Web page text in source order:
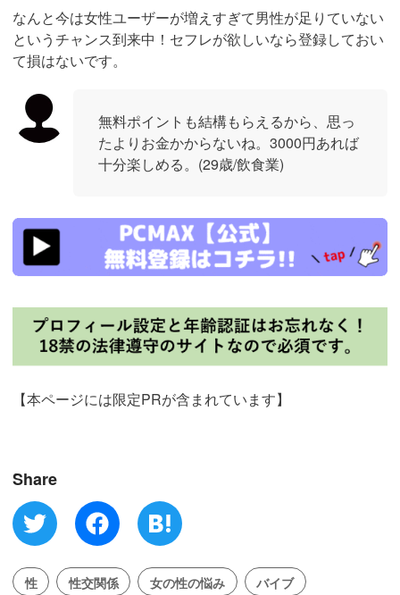
なんと今は女性ユーザーが増えすぎて男性が足りていない
というチャンス到来中！セフレが欲しいなら登録しておい
て損はないです。
無料ポイントも結構もらえるから、思っ
たよりお金かからないね。3000円あれば
十分楽しめる。(29歳/飲食業)
https://pcmax.jp/lp/?
ad_id=rm327007
【本ページには限定PRが含まれています】
Share
性 性交関係 女の性の悩み バイブ